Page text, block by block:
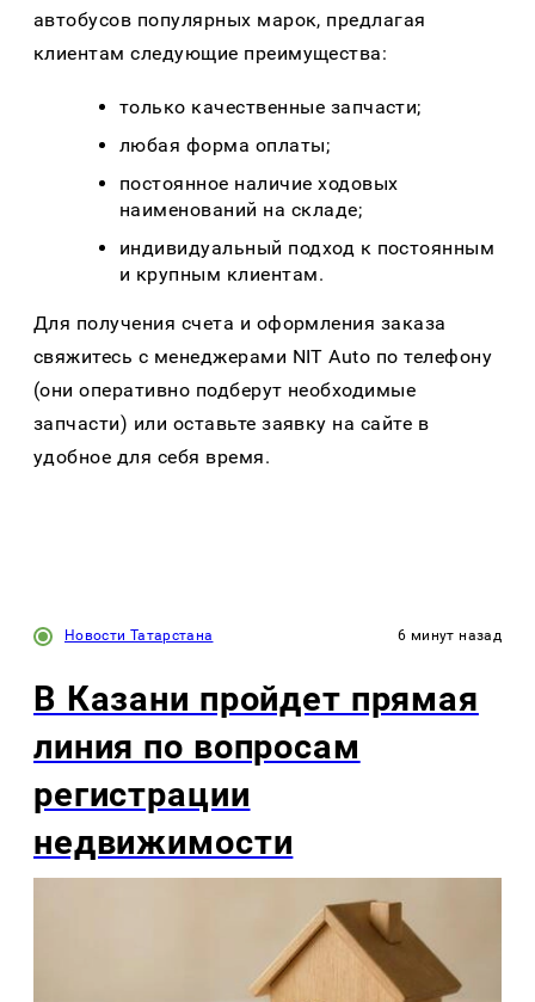
автобусов популярных марок, предлагая
клиентам следующие преимущества:
только качественные запчасти;
любая форма оплаты;
постоянное наличие ходовых
наименований на складе;
индивидуальный подход к постоянным
и крупным клиентам.
Для получения счета и оформления заказа
свяжитесь с менеджерами NIT Auto по телефону
(они оперативно подберут необходимые
запчасти) или оставьте заявку на сайте в
удобное для себя время.
Новости Татарстана 6 минут назад
В Казани пройдет прямая
линия по вопросам
регистрации
недвижимости